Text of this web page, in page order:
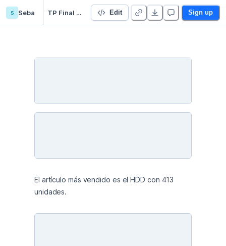
s Seba TP Final Integrador 22614 Edit Sign up
El artículo más vendido es el HDD con 413
unidades.